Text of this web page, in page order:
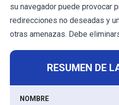
su navegador puede provocar
redirecciones no deseadas y
otras amenazas. Debe
RESUMEN DE
NOMBRE